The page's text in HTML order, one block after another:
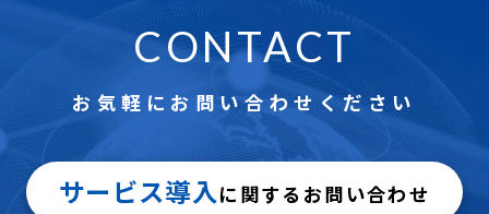
CONTACT
お気軽にお問い合わせください
サービス導入に関するお問い合わせ